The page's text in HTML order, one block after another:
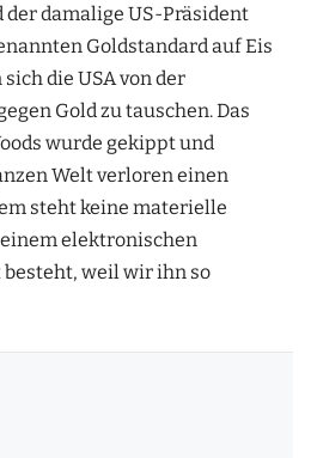
der damalige US-Präsident
Goldstandard auf Eis
die USA von der
Gold zu tauschen. Das
wurde gekippt und
Welt verloren einen
steht keine materielle
elektronischen
besteht, weil wir ihn so